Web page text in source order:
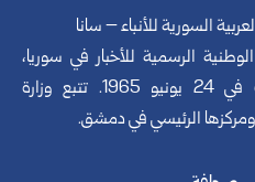
السورية للأنباء – سانا
الرسمية للأخبار في سوريا،
تأسست في 24 يونيو 1965. تتبع وزارة
ومركزها الرئيسي في دمشق.